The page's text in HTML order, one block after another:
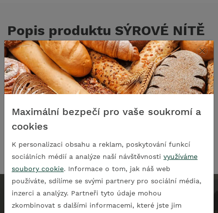
Popis produktu SÝROVÉ NÍTĚ
UZENÉ
Složení: plnotučné nestandardizovanémléko,jedlá sůl do
2,5%
teplotě 2-8°C. Po otevření spotřebujte do 48 hodin.
Spokojenost zákazníků je pro naše
×
Maximální bezpečí pro vaše soukromí a
cookies
K personalizaci obsahu a reklam, poskytování funkcí
sociálních médií a analýze naší návštěvnosti využíváme
soubory cookie. Informace o tom, jak náš web
používáte, sdílíme se svými partnery pro sociální média,
inzerci a analýzy. Partneři tyto údaje mohou
zkombinovat s dalšími informacemi, které jste jim